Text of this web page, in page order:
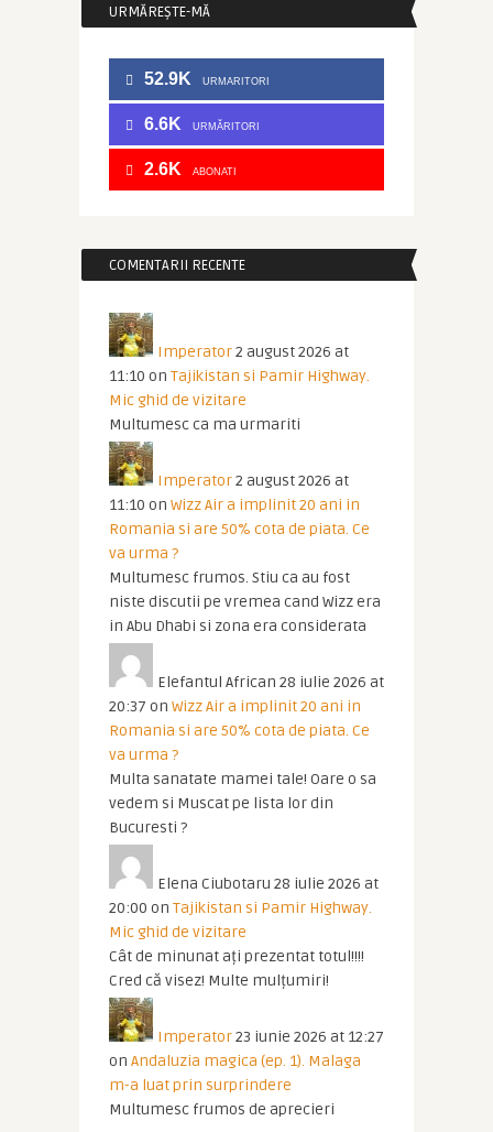
URMĂREȘTE-MĂ
52.9K URMARITORI
6.6K URMĂRITORI
2.6K ABONATI
COMENTARII RECENTE
Imperator2 august 2026 at
11:10 on Tajikistan si Pamir Highway.
Mic ghid de vizitare
Multumesc ca ma urmariti
Imperator2 august 2026 at
11:10 on Wizz Air a implinit 20 ani in
Romania si are 50% cota de piata. Ce
va urma ?
Multumesc frumos. Stiu ca au fost
niste discutii pe vremea cand Wizz era
in Abu Dhabi si zona era considerata
Elefantul African 28 iulie 2026 at
20:37 on Wizz Air a implinit 20 ani in
Romania si are 50% cota de piata. Ce
va urma ?
Multa sanatate mamei tale! Oare o sa
vedem si Muscat pe lista lor din
Bucuresti ?
Elena Ciubotaru 28 iulie 2026 at
20:00 on Tajikistan si Pamir Highway.
Mic ghid de vizitare
Cât de minunat ați prezentat totul!!!!
Cred că visez! Multe mulțumiri!
Imperator23 iunie 2026 at 12:27
on Andaluzia magica (ep. 1). Malaga
m-a luat prin surprindere
Multumesc frumos de aprecieri